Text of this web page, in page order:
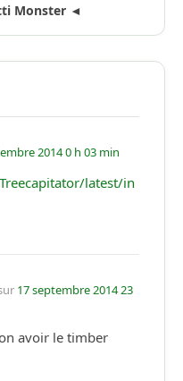
Monster ◄
2014 0 h 03 min
latest/in
17 septembre 2014 23
avoir le timber